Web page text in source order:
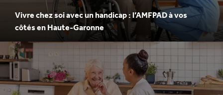
Vivre chez soi avec un handicap : l’AMFPAD à vos
côtés en Haute-Garonne